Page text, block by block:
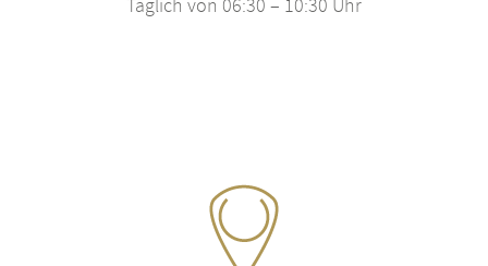
Täglich von 06:30 – 10:30 Uhr